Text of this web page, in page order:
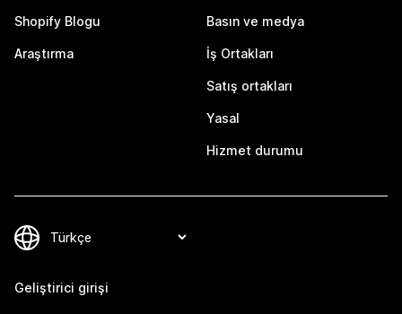
Shopify Blogu
Araştırma
Basın ve medya
İş Ortakları
Satış ortakları
Yasal
Hizmet durumu
Geliştirici girişi